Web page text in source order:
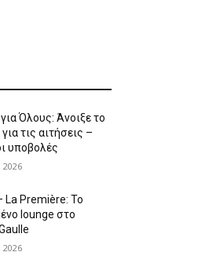
Όλους: Άνοιξε το
τις αιτήσεις –
υποβολές
La Première: Το
lounge στο